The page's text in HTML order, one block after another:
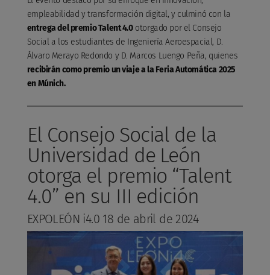
empleabilidad y transformación digital, y culminó con la
entrega del premio Talent 4.0otorgado por el Consejo
Social a los estudiantes de Ingeniería Aeroespacial, D.
Álvaro Merayo Redondo y D. Marcos Luengo Peña, quienes
recibirán como premio un viaje a la Feria Automática 2025
en Múnich.
El Consejo Social de la
Universidad de León
otorga el premio “Talent
4.0” en su III edición
EXPOLEÓN i4.0 18 de abril de 2024